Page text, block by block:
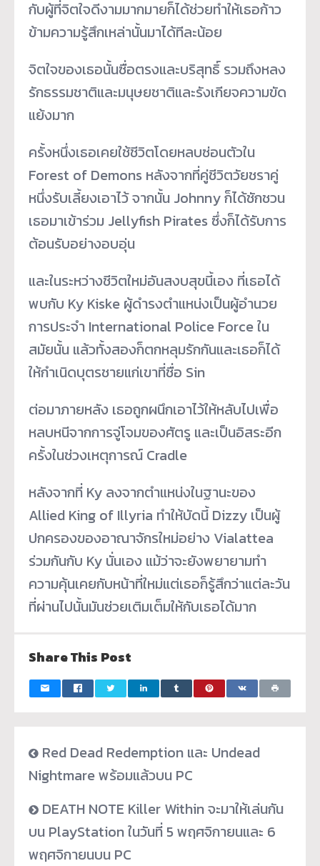
กับผู้ที่จิตใจดีงามมากมายก็ได้ช่วยทำให้เธอก้าว
ข้ามความรู้สึกเหล่านั้นมาได้ทีละน้อย
จิตใจของเธอนั้นซื่อตรงและบริสุทธิ์ รวมถึงหลง
รักธรรมชาติและมนุษยชาติและรังเกียจความขัด
แย้งมาก
ครั้งหนึ่งเธอเคยใช้ชีวิตโดยหลบซ่อนตัวใน
Forest of Demons หลังจากที่คู่ชีวิตวัยชราคู่
หนึ่งรับเลี้ยงเอาไว้ จากนั้น Johnny ก็ได้ชักชวน
เธอมาเข้าร่วม Jellyfish Pirates ซึ่งก็ได้รับการ
ต้อนรับอย่างอบอุ่น
และในระหว่างชีวิตใหม่อันสงบสุขนี้เอง ที่เธอได้
พบกับ Ky Kiske ผู้ดำรงตำแหน่งเป็นผู้อำนวย
การประจำ International Police Force ใน
สมัยนั้น แล้วทั้งสองก็ตกหลุมรักกันและเธอก็ได้
ให้กำเนิดบุตรชายแก่เขาที่ชื่อ Sin
ต่อมาภายหลัง เธอถูกผนึกเอาไว้ให้หลับไปเพื่อ
หลบหนีจากการจู่โจมของศัตรู และเป็นอิสระอีก
ครั้งในช่วงเหตุการณ์ Cradle
หลังจากที่ Ky ลงจากตำแหน่งในฐานะของ
Allied King of Illyria ทำให้บัดนี้ Dizzy เป็นผู้
ปกครองของอาณาจักรใหม่อย่าง Vialattea
ร่วมกันกับ Ky นั่นเอง แม้ว่าจะยังพยายามทำ
ความคุ้นเคยกับหน้าที่ใหม่แต่เธอก็รู้สึกว่าแต่ละวัน
ที่ผ่านไปนั้นมันช่วยเติมเต็มให้กับเธอได้มาก
Share This Post
Red Dead Redemption และ Undead
Nightmare พร้อมแล้วบน PC
DEATH NOTE Killer Within จะมาให้เล่นกัน
บน PlayStation ในวันที่ 5 พฤศจิกายนและ 6
พฤศจิกายนบน PC